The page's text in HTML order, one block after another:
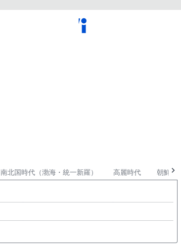
南北国時代（渤海・統一新羅） 高麗時代 朝鮮時代